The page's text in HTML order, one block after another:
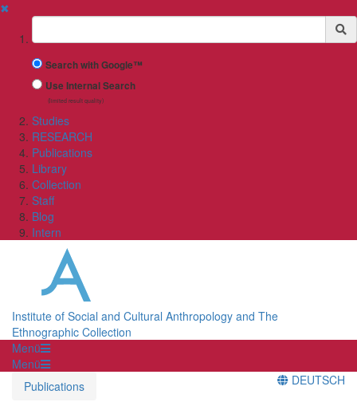
✖
Suchbegriff
Search with Google™
Use Internal Search
(limited result quality)
Studies
RESEARCH
Publications
Library
Collection
Staff
Blog
Intern
Institute of Social and Cultural Anthropology and The
Ethnographic Collection
Menü
Menü
Publications
DEUTSCH